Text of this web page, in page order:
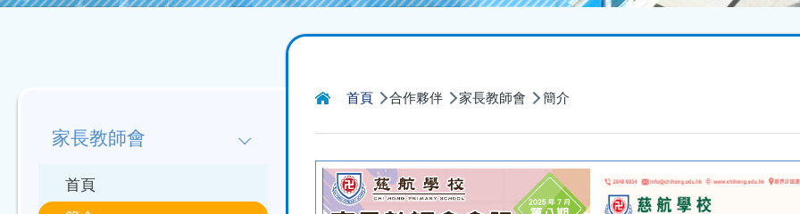
航
連
結
首頁 合作夥伴 家長教師會 簡介
Main
navigation
家長教師會
首頁